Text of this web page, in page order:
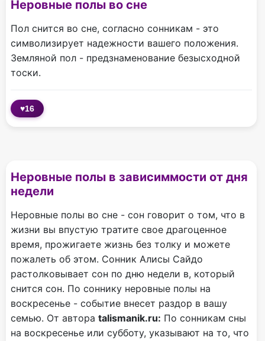
Неровные полы во сне
Пол снится во сне, согласно сонникам - это
символизирует надежности вашего положения.
Земляной пол - предзнаменование безысходной
тоски.
♥16
Неровные полы в зависиммости от дня
недели
Неровные полы во сне - сон говорит о том, что в
жизни вы впустую тратите свое драгоценное
время, прожигаете жизнь без толку и можете
пожалеть об этом. Сонник Алисы Сайдо
растолковывает сон по дню недели в, который
снится сон. По соннику неровные полы на
воскресенье - событие внесет раздор в вашу
семью. От автора talismanik.ru: По сонникам сны
на воскресенье или субботу, указывают на то, что